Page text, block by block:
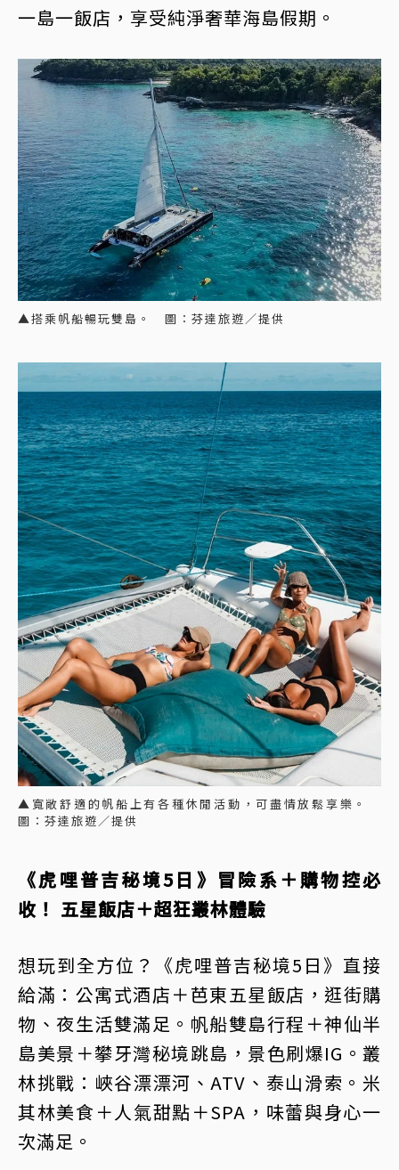
一島一飯店，享受純淨奢華海島假期。
▲搭乘帆船暢玩雙島。 圖：芬達旅遊／提供
▲寬敞舒適的帆船上有各種休閒活動，可盡情放鬆享樂。
圖：芬達旅遊／提供
《虎哩普吉秘境5日》冒險系＋購物控必
收！ 五星飯店＋超狂叢林體驗
想玩到全方位？《虎哩普吉秘境5日》直接
給滿：公寓式酒店＋芭東五星飯店，逛街購
物、夜生活雙滿足。帆船雙島行程＋神仙半
島美景＋攀牙灣秘境跳島，景色刷爆IG。叢
林挑戰：峽谷漂漂河、ATV、泰山滑索。米
其林美食＋人氣甜點＋SPA，味蕾與身心一
次滿足。